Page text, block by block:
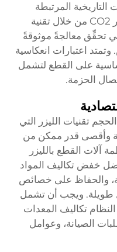
المرتبطة
بمعالجة هذه المواد باستخدام ليزر CO2 من خلال تقنية
تحقِّق معالجةً موثوقةً
اعتبارات انعكاسية
على القطع لتشمل
الحزمة.
تقنيات الليزر التي
وأقصى قدر ممكن من
آلات القطع بالليزر
خفض تكاليف المواد
والحفاظ على خصائص
طويلة. ويجب أن تشمل
تكاليف المعدات
الصيانة، وعوامل